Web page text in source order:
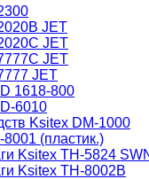
JET
JET
JET
JET
1618-800
6010
Ksitex DM-1000
(пластик.)
Ksitex TH-5824
Ksitex TH-8002B